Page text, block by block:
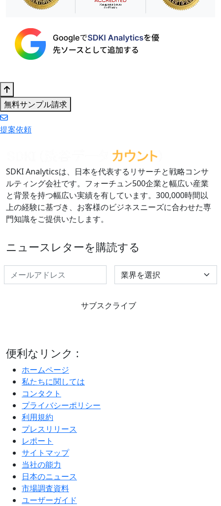
無料サンプル請求
提案依頼
SDKI Analyticsは、日本を代表するリサーチと戦略コンサ
ルティング会社です。フォーチュン500企業と幅広い産業
と背景を持つ幅広い実績を有しています。300,000時間以
上の経験に基づき、お客様のビジネスニーズに合わせた専
門知識をご提供いたします。
ニュースレターを購読する
Select Industry
サブスクライブ
便利なリンク :
ホームページ
私たちに関しては
コンタクト
プライバシーポリシー
利用規約
プレスリリース
レポート
サイトマップ
当社の能力
日本のニュース
市場調査資料
ユーザーガイド